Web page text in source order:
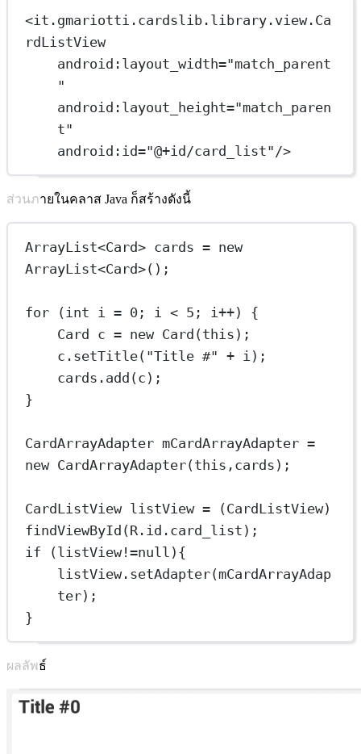
<it.gmariotti.cardslib.library.view.Ca
rdListView
android:layout_width="match_parent
"
android:layout_height="match_paren
t"
android:id="@+id/card_list" />
ส่วนภายในคลาส Java ก็สร้างดังนี้
ArrayList<Card> cards = new
ArrayList<Card>();
for ( int i = 0 ; i < 5 ; i++) {
Card c = new Card (this );
c. setTitle( "Title #" + i);
cards. add (c);
}
CardArrayAdapter mCardArrayAdapter =
new CardArrayAdapter(this ,cards);
CardListView listView =
findViewById (R.id.card_list);
if (listView!=null ){
listView. setAdapter(mCardArrayAdap
ter);
}
ผลลัพธ์